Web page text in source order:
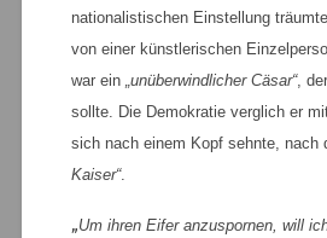
nationalistischen Einstellung
von einer künstlerischen
war ein „unüberwindlicher Cäsar“,
sollte. Die Demokratie verglich er
sich nach einem Kopf sehnte, nach
Kaiser“.
„Um ihren Eifer anzuspornen, will